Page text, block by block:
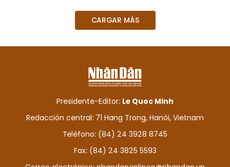
HISTORIAS MULTIMEDIA
FOTOGRAFÍA
¿QUIÉNES SOMOS?
TIẾNG VIỆT
ENGLISH
中文
CARGAR MÁS
Presidente-Editor: Le Quoc Minh
Redacción central: 71 Hang Trong, Hanói, Vietnam
Teléfono: (84) 24 3928 8745
Fax: (84) 24 3825 5593